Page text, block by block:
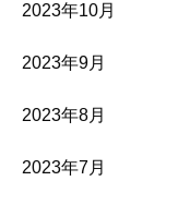
2023年10月
2023年9月
2023年8月
2023年7月